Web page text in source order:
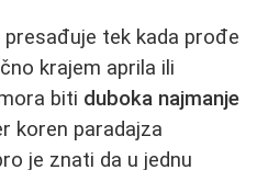
tek kada prođe
krajem aprila ili
biti duboka najmanje
koren paradajza
je znati da u jednu